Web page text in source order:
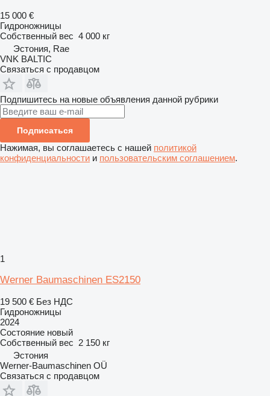
15 000 €
Гидроножницы
Собственный вес 4 000 кг
Эстония, Rae
VNK BALTIC
Связаться с продавцом
Подпишитесь на новые объявления данной рубрики
Подписаться
Нажимая, вы соглашаетесь с нашей политикой
конфиденциальности и пользовательским соглашением.
1
Werner Baumaschinen ES2150
19 500 € Без НДС
Гидроножницы
2024
Состояние новый
Собственный вес 2 150 кг
Эстония
Werner-Baumaschinen OÜ
Связаться с продавцом